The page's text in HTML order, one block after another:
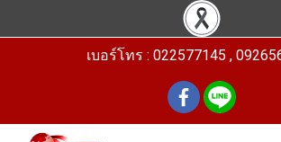
เบอร์โทร : 022577145 ,